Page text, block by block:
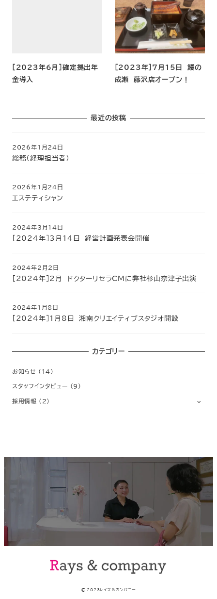
［2023年6月］確定拠出年
金導入
［2023年］7月15日 鰻の
成瀬 藤沢店オープン！
最近の投稿
総務（経理担当者）
2026年1月24日
エステティシャン
2026年1月24日
［2024年］3月14日 経営計画発表会開催
2024年3月14日
［2024年］２月 ドクターリセラCMに弊社杉山奈津子出演
2024年2月2日
［2024年］1月8日 湘南クリエイティブスタジオ開設
2024年1月8日
カテゴリー
お知らせ (14)
スタッフインタビュー (9)
採用情報 (2)
© 2023レイズ＆カンパニー